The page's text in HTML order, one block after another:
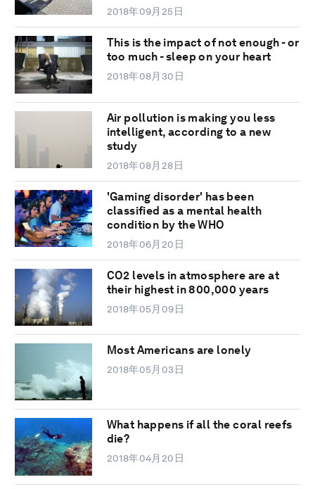
2018年09月25日
This is the impact of not enough - or
too much - sleep on your heart
2018年08月30日
Air pollution is making you less
intelligent, according to a new
study
2018年08月28日
'Gaming disorder' has been
classified as a mental health
condition by the WHO
2018年06月20日
CO2 levels in atmosphere are at
their highest in 800,000 years
2018年05月09日
Most Americans are lonely
2018年05月03日
What happens if all the coral reefs
die?
2018年04月20日